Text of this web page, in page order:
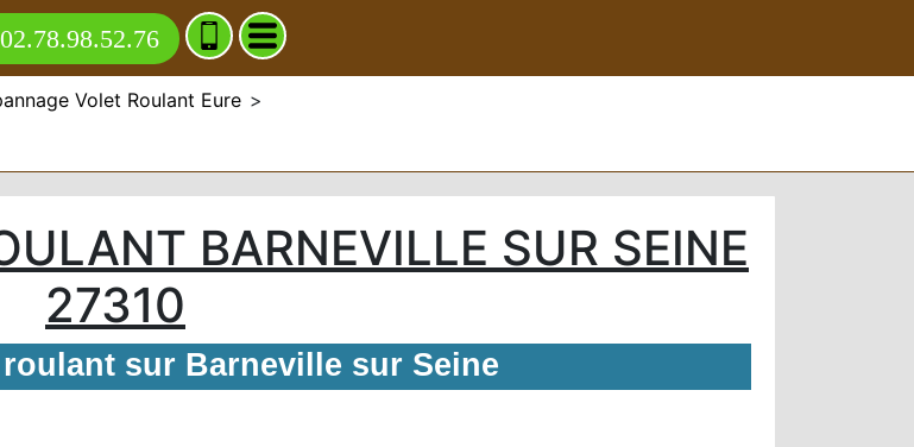
02.78.98.52.76
Volet Roulant Eure >
BARNEVILLE SUR SEINE
27310
sur Barneville sur Seine